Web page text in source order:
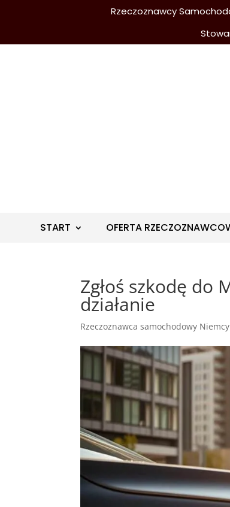
Rzeczoznawcy
START OFERTA
Zgłoś szkodę do
działanie
Rzeczoznawca samochodowy Niemcy